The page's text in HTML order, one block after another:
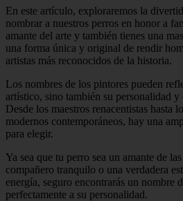
En este artículo, exploraremos la
nombrar a nuestros perros en honor a
amante del arte y también tienes una
una forma única y original de rendir
artistas más reconocidos de la historia.
Los nombres de los pintores pueden
artístico, sino también su personalidad y
Desde los maestros renacentistas hasta
modernos contemporáneos, hay una
para elegir.
Ya sea que tu perro sea un amante de
compañero tranquilo o una verdadera
energía, seguro encontrarás un nombre
perfectamente a su personalidad.